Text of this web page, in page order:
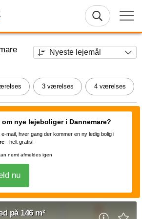
3 værelses 4 værelses
om nye lejeboliger i Dannemare?
e-mail, hver gang der kommer en ny ledig bolig i
- helt gratis!
nemt afmeldes igen
nu
på 146 m²